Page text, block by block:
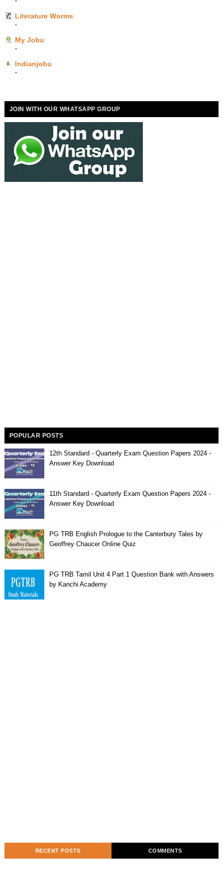
Literature Worms
-
My Jobu
-
Indianjobu
-
JOIN WITH OUR WHATSAPP GROUP
POPULAR POSTS
12th Standard - Quarterly Exam Question Papers 2024 -
Answer Key Download
11th Standard - Quarterly Exam Question Papers 2024 -
Answer Key Download
PG TRB English Prologue to the Canterbury Tales by
Geoffrey Chaucer Online Quiz
PG TRB Tamil Unit 4 Part 1 Question Bank with Answers
by Kanchi Academy
RECENT POSTS COMMENTS